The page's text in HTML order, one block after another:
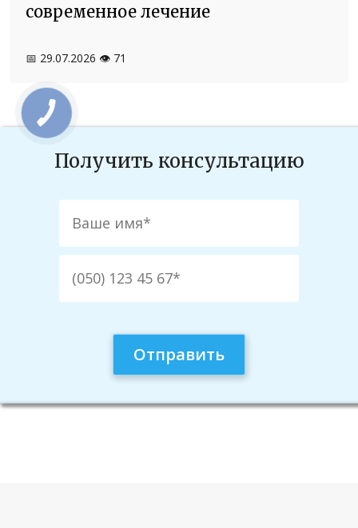
современное лечение
📅 29.07.2026 👁️ 71
Получить консультацию